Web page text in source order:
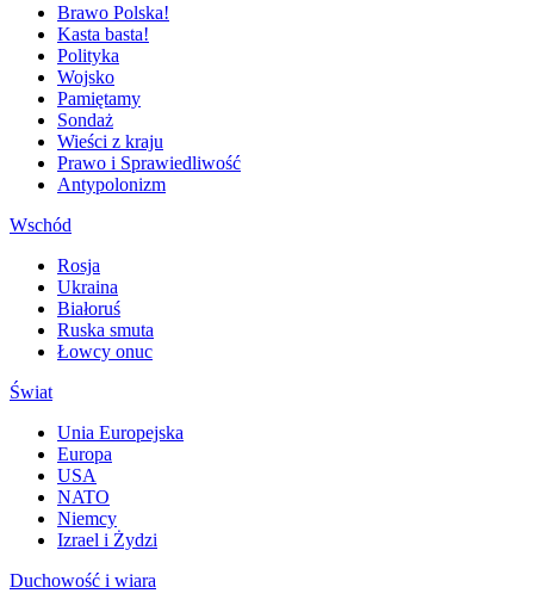
Brawo Polska!
Kasta basta!
Polityka
Wojsko
Pamiętamy
Sondaż
Wieści z kraju
Prawo i Sprawiedliwość
Antypolonizm
Wschód
Rosja
Ukraina
Białoruś
Ruska smuta
Łowcy onuc
Świat
Unia Europejska
Europa
USA
NATO
Niemcy
Izrael i Żydzi
Duchowość i wiara